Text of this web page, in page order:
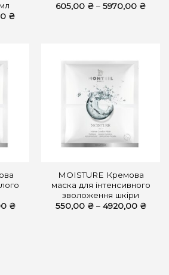
₴Діапазон
605,00 ₴ – 5970,00 ₴
₴Діапазон
MOISTURE Кремова
маска для інтенсивного
зволоження шкіри
550,00 ₴ – 4920,00 ₴